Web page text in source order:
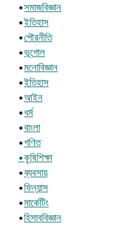
•সমাজবিজ্ঞান
•ইতিহাস
•পৌরনীতি
•ভূগোল
•মনোবিজ্ঞান
•ইতিহাস
•আইন
•ধর্ম
•বাংলা
•গণিত
•কৃষিশিক্ষা
•ব্যবসায়
•ফিন্যান্স
•মার্কেটিং
•হিসাববিজ্ঞান